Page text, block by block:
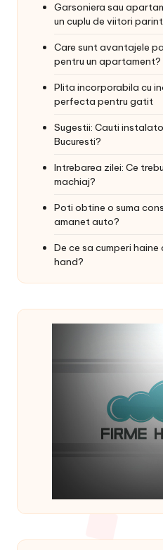
Garsoniera sau
un cuplu de viitori
Care sunt avantajele
pentru un apartament?
Plita incorporabila cu
perfecta pentru gatit
Sugestii: Cauti
Bucuresti?
Intrebarea zilei: Ce
machiaj?
Poti obtine o suma
amanet auto?
De ce sa cumperi
hand?